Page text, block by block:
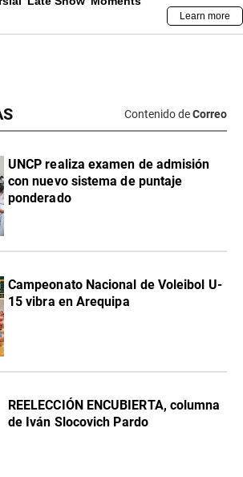
Contenido deCorreo
UNCP realiza examen de admisión
con nuevo sistema de puntaje
ponderado
Campeonato Nacional de Voleibol U-
15 vibra en Arequipa
REELECCIÓN ENCUBIERTA, columna
de Iván Slocovich Pardo